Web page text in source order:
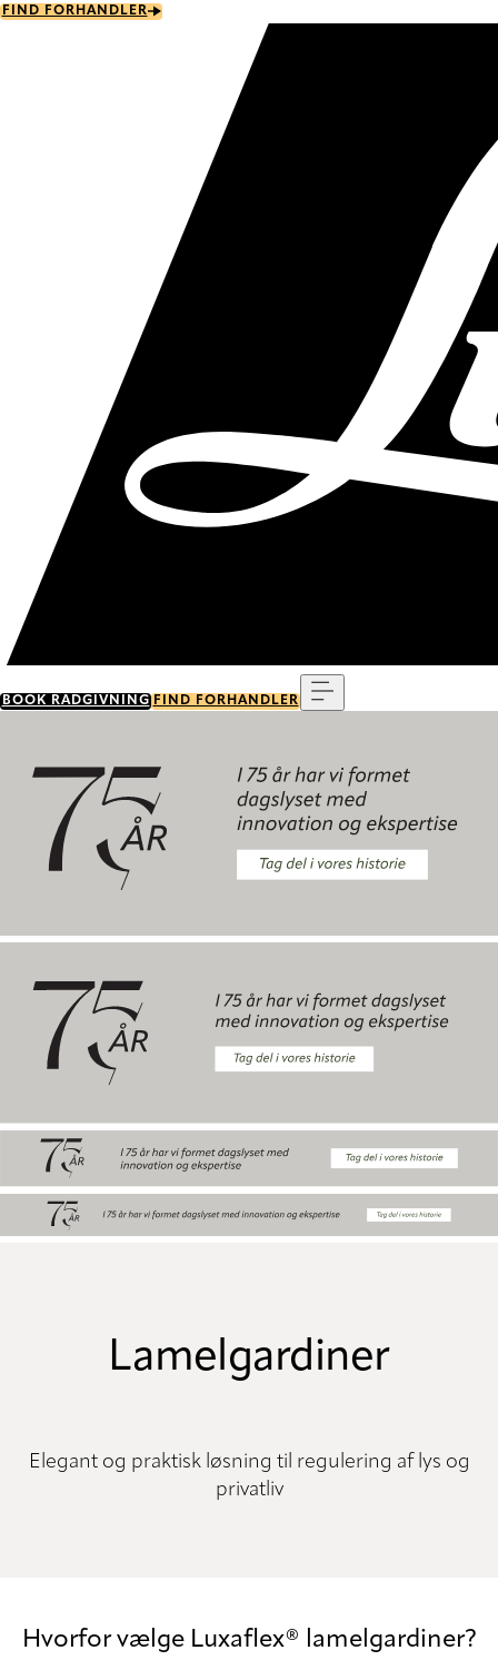
Skip
FIND FORHANDLER
BOOK RÅDGIVNING FIND FORHANDLER
Lamelgardiner
Elegant og praktisk løsning til regulering af lys og
privatliv
Hvorfor vælge Luxaflex® lamelgardiner?